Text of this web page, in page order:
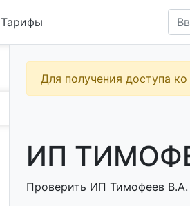
Тарифы
Для получения доступа
ИП
Проверить ИП Тимофеев В.А.